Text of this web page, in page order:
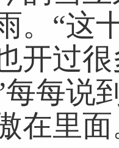
。“这
开过
每说
在里